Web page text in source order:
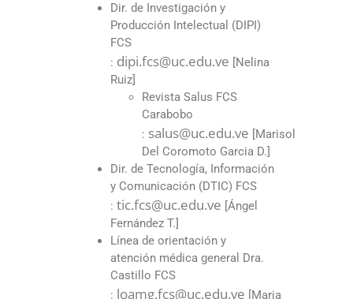
Dir. de Investigación y
Producción Intelectual (DIPI)
FCS
: dipi.fcs@uc.edu.ve [Nelina
Ruiz]
Revista Salus FCS
Carabobo
: salus@uc.edu.ve [Marisol
Del Coromoto Garcia D.]
Dir. de Tecnología, Información
y Comunicación (DTIC) FCS
: tic.fcs@uc.edu.ve [Ángel
Fernández T.]
Línea de orientación y
atención médica general Dra.
Castillo FCS
: loamg.fcs@uc.edu.ve [Maria